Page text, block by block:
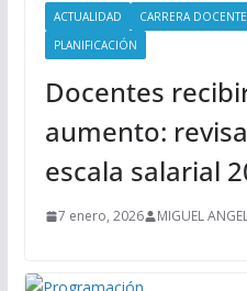
ACTUALIDAD CARRERA DOCENTE
PLANIFICACIÓN
Docentes
aumento:
escala salarial
7 enero, 2026 MIGUEL